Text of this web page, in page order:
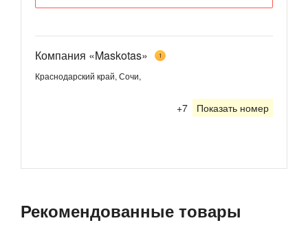
Компания «Maskotas» 1
Краснодарский край, Сочи,
+7 Показать номер
Рекомендованные товары